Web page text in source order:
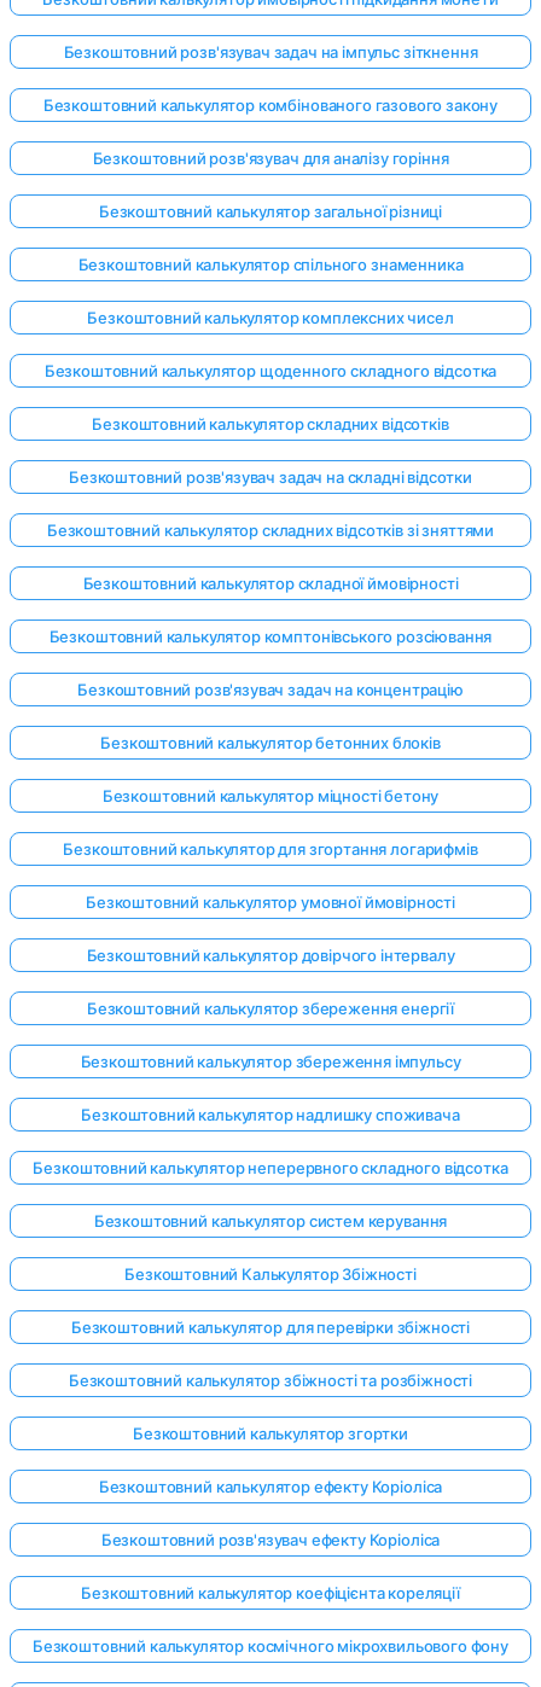
Безкоштовний розв'язувач задач на імпульс зіткнення
Безкоштовний калькулятор комбінованого газового закону
Безкоштовний розв'язувач для аналізу горіння
Безкоштовний калькулятор загальної різниці
Безкоштовний калькулятор спільного знаменника
Безкоштовний калькулятор комплексних чисел
Безкоштовний калькулятор щоденного складного відсотка
Безкоштовний калькулятор складних відсотків
Безкоштовний розв'язувач задач на складні відсотки
Безкоштовний калькулятор складних відсотків зі зняттями
Безкоштовний калькулятор складної ймовірності
Безкоштовний калькулятор комптонівського розсіювання
Безкоштовний розв'язувач задач на концентрацію
Безкоштовний калькулятор бетонних блоків
Безкоштовний калькулятор міцності бетону
Безкоштовний калькулятор для згортання логарифмів
Безкоштовний калькулятор умовної ймовірності
Безкоштовний калькулятор довірчого інтервалу
Безкоштовний калькулятор збереження енергії
Безкоштовний калькулятор збереження імпульсу
Безкоштовний калькулятор надлишку споживача
Безкоштовний калькулятор неперервного складного відсотка
Безкоштовний калькулятор систем керування
Безкоштовний Калькулятор Збіжності
Безкоштовний калькулятор для перевірки збіжності
Безкоштовний калькулятор збіжності та розбіжності
Безкоштовний калькулятор згортки
Безкоштовний калькулятор ефекту Коріоліса
Безкоштовний розв'язувач ефекту Коріоліса
Безкоштовний калькулятор коефіцієнта кореляції
Безкоштовний калькулятор космічного мікрохвильового фону